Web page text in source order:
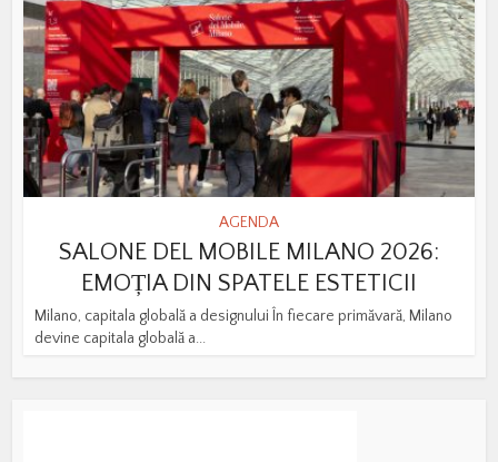
AGENDA
SALONE DEL MOBILE MILANO 2026:
EMOȚIA DIN SPATELE ESTETICII
Milano, capitala globală a designului În fiecare primăvară, Milano
devine capitala globală a...